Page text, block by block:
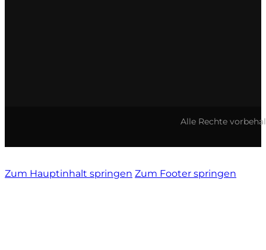
Alle Rechte
Zum Hauptinhalt springen Zum Footer springen